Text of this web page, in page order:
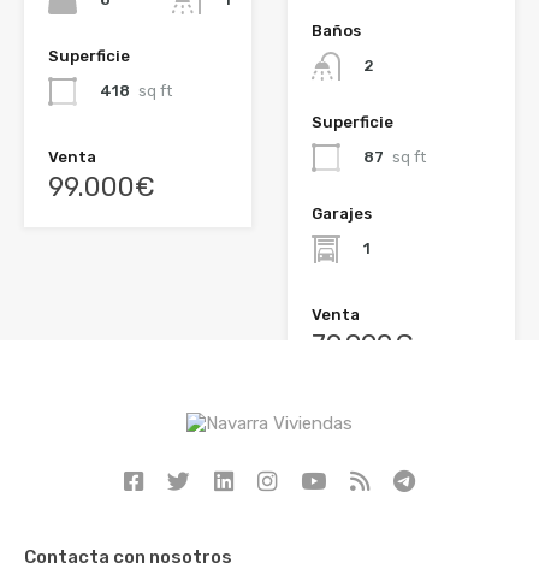
Superficie
418 sq ft
Venta
99.000€
Baños
2
Superficie
87 sq ft
Garajes
1
Venta
79.990€
Contacta con nosotros